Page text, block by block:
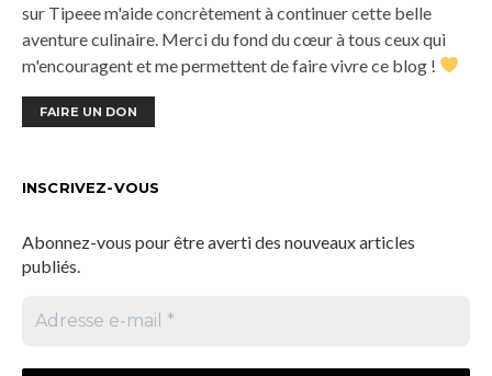
sur Tipeee m'aide concrètement à continuer cette belle
aventure culinaire. Merci du fond du cœur à tous ceux qui
m'encouragent et me permettent de faire vivre ce blog !
FAIRE UN DON
INSCRIVEZ-VOUS
Abonnez-vous pour être averti des nouveaux articles
publiés.